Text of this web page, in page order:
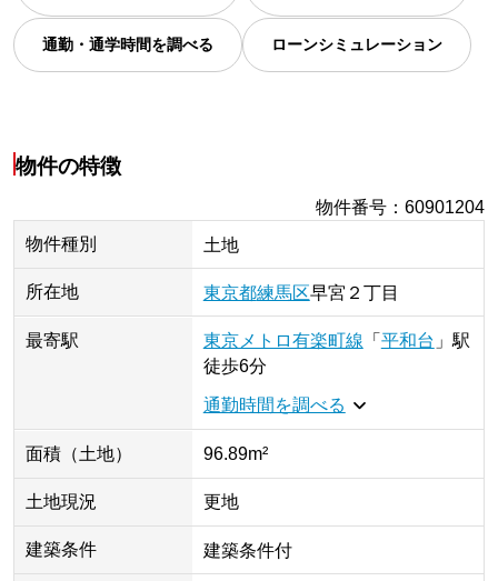
通勤・通学時間を調べる ローンシミュレーション
物件の特徴
物件番号 ：60901204
物件種別
土地
所在地 東京都練馬区早宮 ２丁目
最寄駅 東京メトロ有楽町線 「 平和台 」 駅
徒歩6分
通勤時間を調べる
面積（土地） 96.89m²
土地現況 更地
建築条件 建築条件付